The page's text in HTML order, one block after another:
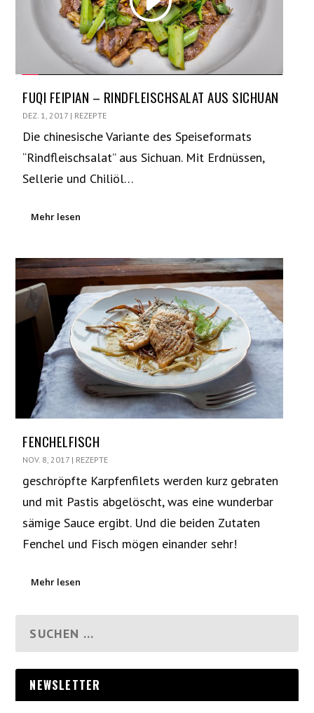
FUQI FEIPIAN – RINDFLEISCHSALAT AUS SICHUAN
DEZ. 1, 2017 | REZEPTE
Die chinesische Variante des Speiseformats
“Rindfleischsalat” aus Sichuan. Mit Erdnüssen,
Sellerie und Chiliöl…
Mehr lesen
FENCHELFISCH
NOV. 8, 2017 | REZEPTE
geschröpfte Karpfenfilets werden kurz gebraten
und mit Pastis abgelöscht, was eine wunderbar
sämige Sauce ergibt. Und die beiden Zutaten
Fenchel und Fisch mögen einander sehr!
Mehr lesen
NEWSLETTER